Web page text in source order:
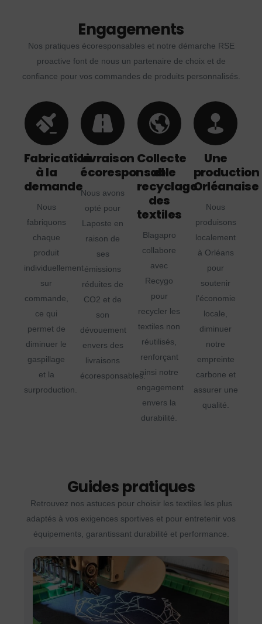
Engagements
Nos pratiques écoresponsables et notre démarche RSE
proactive font de nous un partenaire de choix et de
confiance pour vos commandes de produits personnalisés.
Fabrication
à la
demande
Nous
fabriquons
chaque
produit
individuellement
sur
commande,
ce qui
permet de
diminuer le
gaspillage
et la
surproduction.
Livraison
écoresponsable
Nous avons
opté pour
Laposte en
raison de
ses
émissions
réduites de
CO2 et de
son
dévouement
envers des
livraisons
écoresponsables.
Collecte
et
recyclage
des
textiles
Blagapro
collabore
avec
Recygo
pour
recycler les
textiles non
réutilisés,
renforçant
ainsi notre
engagement
envers la
durabilité.
Une
production
Orléanaise
Nous
produisons
localement
à Orléans
pour
soutenir
l'économie
locale,
diminuer
notre
empreinte
carbone et
assurer une
qualité.
Guides pratiques
Retrouvez nos astuces pour choisir les textiles les plus
adaptés à vos exigences sportives et pour entretenir vos
équipements, garantissant durabilité et performance.